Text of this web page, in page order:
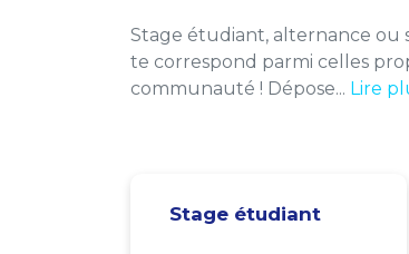
Stage étudiant, alternance ou
te correspond parmi celles
communauté ! Dépose... Lire
Stage étudiant